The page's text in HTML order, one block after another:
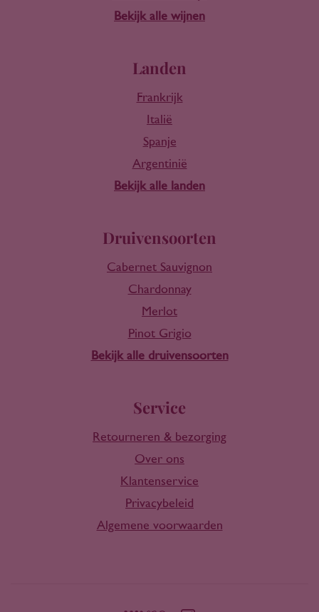
Bekijk alle wijnen
Landen
Frankrijk
Italië
Spanje
Argentinië
Bekijk alle landen
Druivensoorten
Cabernet Sauvignon
Chardonnay
Merlot
Pinot Grigio
Bekijk alle druivensoorten
Service
Retourneren & bezorging
Over ons
Klantenservice
Privacybeleid
Algemene voorwaarden